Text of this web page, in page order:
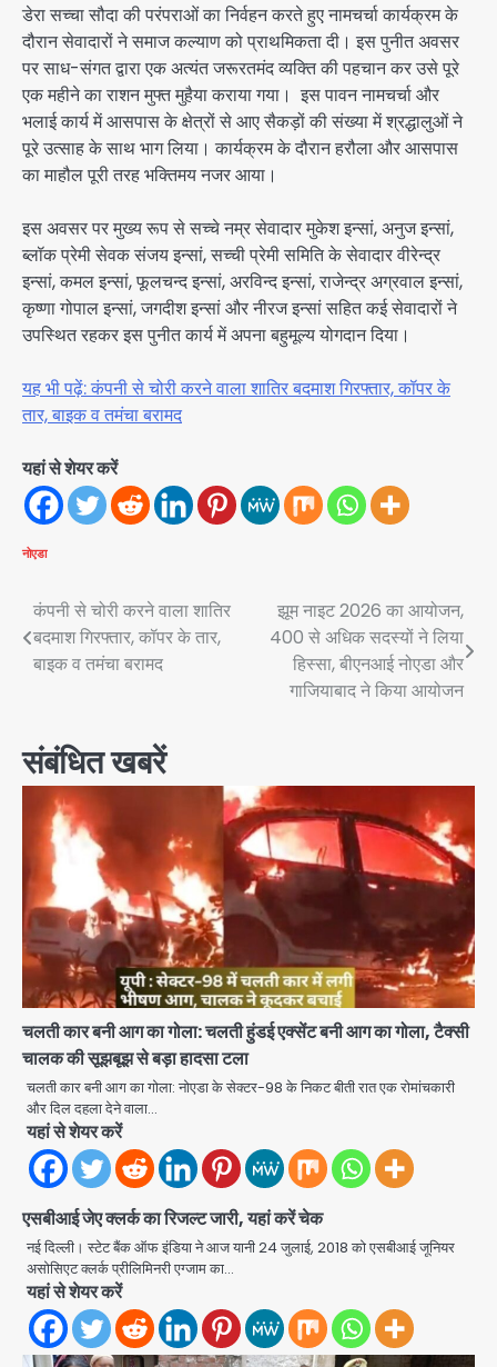
डेरा सच्चा सौदा की परंपराओं का निर्वहन करते हुए नामचर्चा कार्यक्रम के
दौरान सेवादारों ने समाज कल्याण को प्राथमिकता दी। इस पुनीत अवसर
पर साध-संगत द्वारा एक अत्यंत जरूरतमंद व्यक्ति की पहचान कर उसे पूरे
एक महीने का राशन मुफ्त मुहैया कराया गया। इस पावन नामचर्चा और
भलाई कार्य में आसपास के क्षेत्रों से आए सैकड़ों की संख्या में श्रद्धालुओं ने
पूरे उत्साह के साथ भाग लिया। कार्यक्रम के दौरान हरौला और आसपास
का माहौल पूरी तरह भक्तिमय नजर आया।
इस अवसर पर मुख्य रूप से सच्चे नम्र सेवादार मुकेश इन्सां, अनुज इन्सां,
ब्लॉक प्रेमी सेवक संजय इन्सां, सच्ची प्रेमी समिति के सेवादार वीरेन्द्र
इन्सां, कमल इन्सां, फूलचन्द इन्सां, अरविन्द इन्सां, राजेन्द्र अग्रवाल इन्सां,
कृष्णा गोपाल इन्सां, जगदीश इन्सां और नीरज इन्सां सहित कई सेवादारों ने
उपस्थित रहकर इस पुनीत कार्य में अपना बहुमूल्य योगदान दिया।
यह भी पढ़ें: कंपनी से चोरी करने वाला शातिर बदमाश गिरफ्तार, कॉपर के
तार, बाइक व तमंचा बरामद
यहां से शेयर करें
नोएडा
Post
navigation
कंपनी से चोरी करने वाला शातिर
बदमाश गिरफ्तार, कॉपर के तार,
बाइक व तमंचा बरामद
झूम नाइट 2026 का आयोजन,
400 से अधिक सदस्यों ने लिया
हिस्सा, बीएनआई नोएडा और
गाजियाबाद ने किया आयोजन
संबंधित खबरें
चलती कार बनी आग का गोला: चलती हुंडई एक्सेंट बनी आग का गोला, टैक्सी
चालक की सूझबूझ से बड़ा हादसा टला
चलती कार बनी आग का गोला: नोएडा के सेक्टर-98 के निकट बीती रात एक रोमांचकारी
और दिल दहला देने वाला…
यहां से शेयर करें
एसबीआई जेए क्लर्क का रिजल्ट जारी, यहां करें चेक
नई दिल्ली। स्टेट बैंक ऑफ इंडिया ने आज यानी 24 जुलाई, 2018 को एसबीआई जूनियर
असोसिएट क्लर्क प्रीलिमिनरी एग्जाम का…
यहां से शेयर करें
2
आईएमएस नोएडा में छात्रों के लिए बूटकैंप
बारीकियों से हुए रूबरू
मोहम्मद इमरान